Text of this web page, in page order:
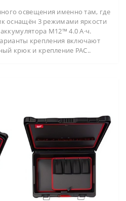
освещения именно там, где
оснащён 3 режимами яркости
M12™ 4.0 А·ч.
крепления включают
крюк и крепление PAC..